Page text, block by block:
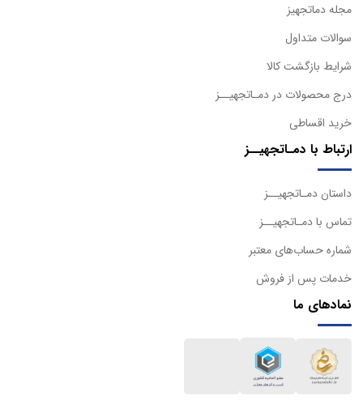
مجله دماتجهیز
سوالات متداول
شرایط بازگشت کالا
درج محصولات در دمـاتجهیــز
خرید اقساطی
ارتباط با دمـاتجهیــز
داستان دمـاتجهیــز
تماس با دمـاتجهیــز
شماره حساب‌های معتبر
خدمات پس از فروش
نمادهای ما